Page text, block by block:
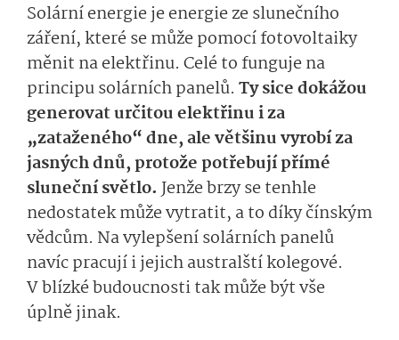
Solární energie je energie ze slunečního
záření, které se může pomocí fotovoltaiky
měnit na elektřinu. Celé to funguje na
principu solárních panelů. Ty sice dokážou
generovat určitou elektřinu i za
„zataženého“ dne, ale většinu vyrobí za
jasných dnů, protože potřebují přímé
sluneční světlo.Jenže brzy se tenhle
nedostatek může vytratit, a to díky čínským
vědcům. Na vylepšení solárních panelů
navíc pracují i jejich australští kolegové.
V blízké budoucnosti tak může být vše
úplně jinak.